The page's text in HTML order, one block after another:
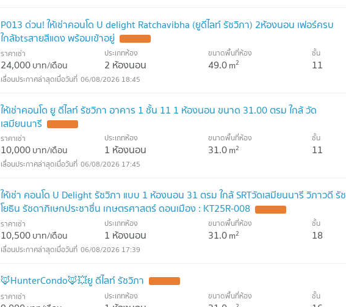
P013 ด่วน! ให้เช่าคอนโด U delight Ratchavibha (ยูดีไลท์ รัชวิภา) 2ห้องนอน เฟอร์ครบ
ใกล้btsสายสีแดง พร้อมเข้าอยู่
ราคาเช่า
24,000บาท/เดือน
ประเภทห้อง
2 ห้องนอน
ขนาดพื้นที่ห้อง
49.0m2
ชั้น
11
06/08/2026 18:45
ให้เช่าคอนโด ยู ดีไลท์ รัชวิภา อาคาร 1 ชั้น 11 1 ห้องนอน ขนาด 31.00 ตรม ใกล้ วัด
เสมียนนารี
ราคาเช่า
10,000บาท/เดือน
ประเภทห้อง
1 ห้องนอน
ขนาดพื้นที่ห้อง
31.0m2
ชั้น
11
06/08/2026 17:45
ให้เช่า คอนโด U Delight รัชวิภา แบบ 1 ห้องนอน 31 ตรม ใกล้ SRTวัดเสมียนนารี วิภาวดี รัช
โยธิน รัชดาภิเษกประชาชื่น เกษตรศาสตร์ ดอนเมือง : KT25R-008
ราคาเช่า
10,500บาท/เดือน
ประเภทห้อง
1 ห้องนอน
ขนาดพื้นที่ห้อง
31.0m2
ชั้น
18
06/08/2026 17:39
🦊HunterCondo🦊💥ยู ดีไลท์ รัชวิภา
ราคาเช่า ประเภทห้อง ขนาดพื้นที่ห้อง ชั้น